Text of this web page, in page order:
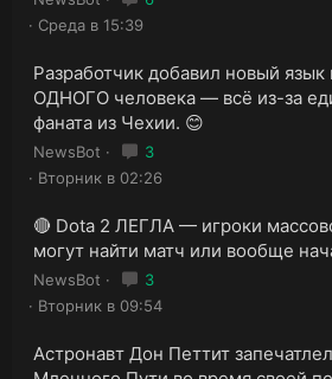
Среда в 15:39
Разработчик добавил новый язык
ОДНОГО человека — всё из-за
фаната из Чехии. 😊
NewsBot
3
Вторник в 02:26
🔴 Dota 2 ЛЕГЛА — игроки
могут найти матч или вообще
NewsBot
3
Вторник в 09:54
Астронавт Дон Петтит